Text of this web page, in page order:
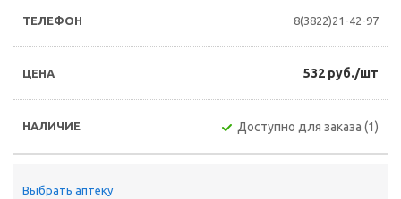
8(3822)21-42-97
532 руб./шт
Доступно для заказа (1)
Выбрать аптеку